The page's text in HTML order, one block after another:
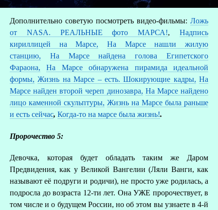
Дополнительно советую посмотреть видео-фильмы: Ложь
от NASA. РЕАЛЬНЫЕ фото МАРСА!,Надпись
кириллицей на Марсе,
На Марсе нашли жилую
станцию,
На Марсе найдена голова Египетского
Фараона,
На Марсе обнаружена пирамида идеальной
формы, Жизнь на Марсе – есть. Шокирующие кадры, На
Марсе найден второй череп динозавра, На Марсе найдено
лицо каменной скульптуры, Жизнь на Марсе была раньше
и есть сейчас, Когда-то на марсе была жизнь!.
Пророчество 5:
Девочка, которая будет обладать таким же Даром
Предвидения, как у Великой Вангелии (Ляли Ванги, как
называют её подруги и родичи), не просто уже родилась, а
подросла до возраста 12-ти лет. Она УЖЕ пророчествует, в
том числе и о будущем России, но об этом вы узнаете в 4-й